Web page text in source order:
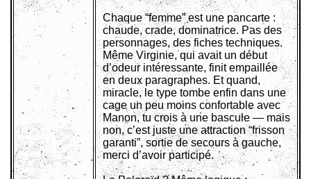
Chaque “femme” est une pancarte :
chaude, crade, dominatrice. Pas des
personnages, des fiches techniques.
Même Virginie, qui avait un début
d’odeur intéressante, finit empaillée
en deux paragraphes. Et quand,
miracle, le type tombe enfin dans une
cage un peu moins confortable avec
Manon, tu crois à une bascule — mais
non, c’est juste une attraction “frisson
garanti”, sortie de secours à gauche,
merci d’avoir participé.